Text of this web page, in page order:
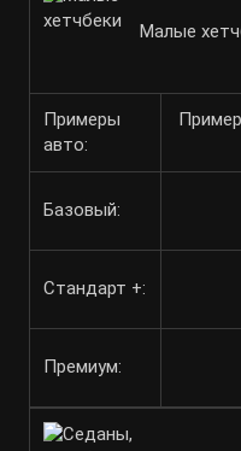
Малые
Примеры
авто:
Базовый:
Стандарт +:
Премиум: